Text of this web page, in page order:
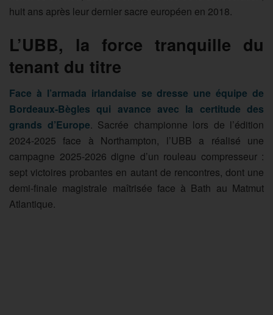
huit ans après leur dernier sacre européen en 2018.
L’UBB, la force tranquille du
tenant du titre
Face à l’armada irlandaise se dresse une équipe de
Bordeaux-Bègles qui avance avec la certitude des
grands d’Europe. Sacrée championne lors de l’édition
2024-2025 face à Northampton, l’UBB a réalisé une
campagne 2025-2026 digne d’un rouleau compresseur :
sept victoires probantes en autant de rencontres, dont une
demi-finale magistrale maîtrisée face à Bath au Matmut
Atlantique.